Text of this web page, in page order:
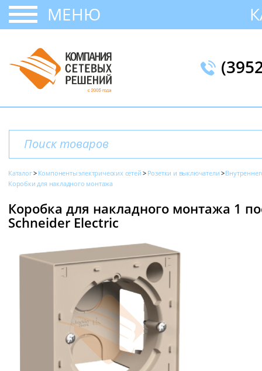
МЕНЮ
Каталог Компоненты электрических сетей Розетки и выключатели
Коробки для накладного монтажа
Коробка для накладного монтажа 1
Schneider Electric